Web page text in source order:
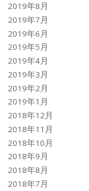
2019年8月
2019年7月
2019年6月
2019年5月
2019年4月
2019年3月
2019年2月
2019年1月
2018年12月
2018年11月
2018年10月
2018年9月
2018年8月
2018年7月